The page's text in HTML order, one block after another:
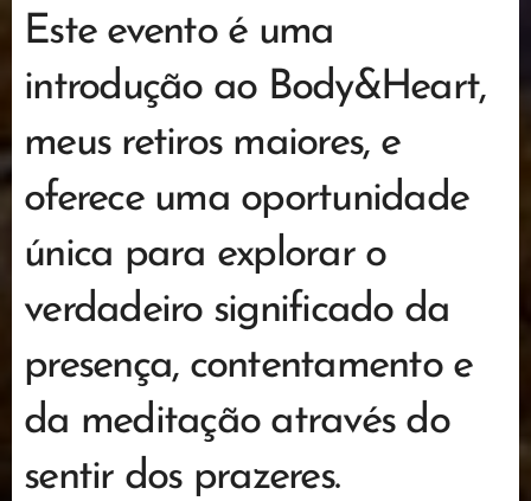
Este evento é uma
introdução ao Body&Heart,
meus retiros maiores, e
oferece uma oportunidade
única para explorar o
verdadeiro significado da
presença, contentamento e
da meditação através do
sentir dos prazeres.